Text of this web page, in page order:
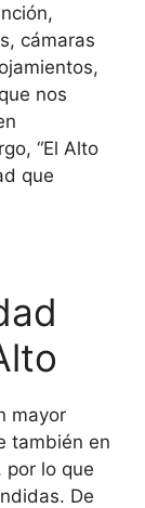
cámaras
nos
“El Alto
que
mayor
también en
por lo que
De